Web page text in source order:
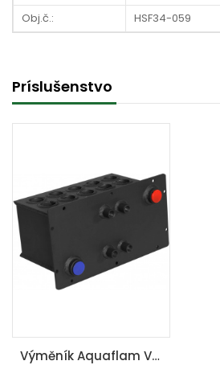
Obj.č.:
HSF34-059
Príslušenstvo
Výměník Aquaflam VARIO 7kW - teplovodní krbová kamna